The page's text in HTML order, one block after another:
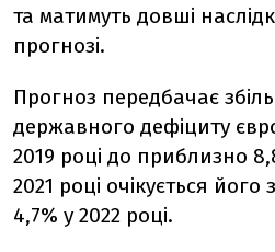
та матимуть довші
прогнозі.
Прогноз передбачає
державного дефіциту
2019 році до приблизно
2021 році очікується
4,7% у 2022 році.